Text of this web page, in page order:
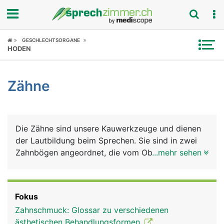
Fokus
Symptome
News
Rubriken
GESCHLECHTSORGANE
HODEN
Zähne
Die Zähne sind unsere Kauwerkzeuge und dienen
der Lautbildung beim Sprechen. Sie sind in zwei
Zahnbögen angeordnet, die vom Oberkiefer- und
mittleren Kindesalter vom bleibenden Gebiss
ersetzt wird, das aus 32 Zähnen besteht: auf jeder
...mehr sehen
Fokus
Zahnschmuck: Glossar zu verschiedenen
ästhetischen Behandlungsformen